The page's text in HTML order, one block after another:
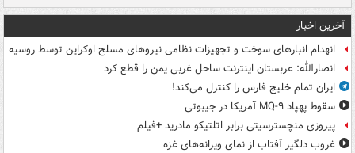
آخرین اخبار
انهدام انبارهای سوخت و تجهیزات نظامی نیروهای مسلح اوکراین توسط روسیه
انصارالله: عربستان اینترنت ساحل غربی یمن را قطع کرد
ایران تمام خلیج فارس را کنترل می‌کند!
سقوط پهپاد MQ-۹ آمریکا در جیبوتی
پیروزی منچسترسیتی برابر اتلتیکو مادرید +فیلم
غروب دلگیر آفتاب از نمای ویرانه‌های غزه